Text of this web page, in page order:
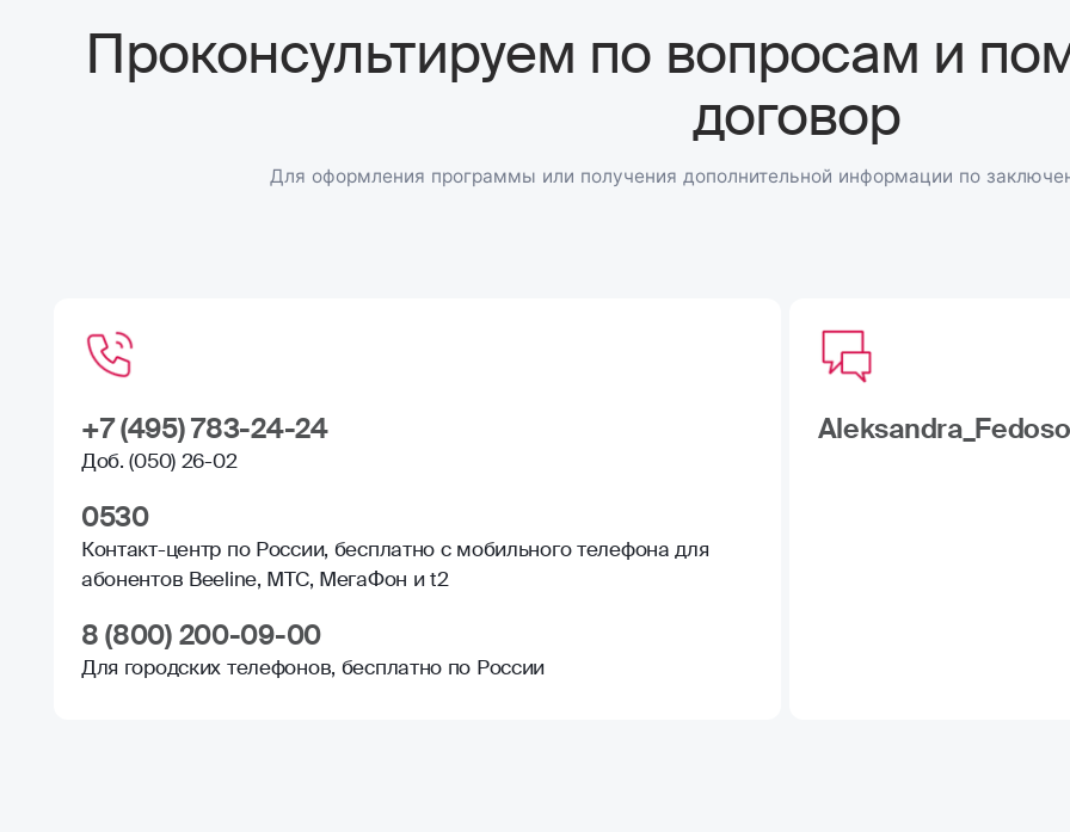
Проконсультируем по вопросам и
договор
Для оформления программы или получения дополнительной информации по
+7 (495) 783-24-24
Доб. (050) 26-02
0530
Контакт-центр по России, бесплатно с мобильного телефона для
абонентов Beeline, МТС, МегаФон и t2
8 (800) 200-09-00
Для городских телефонов, бесплатно по России